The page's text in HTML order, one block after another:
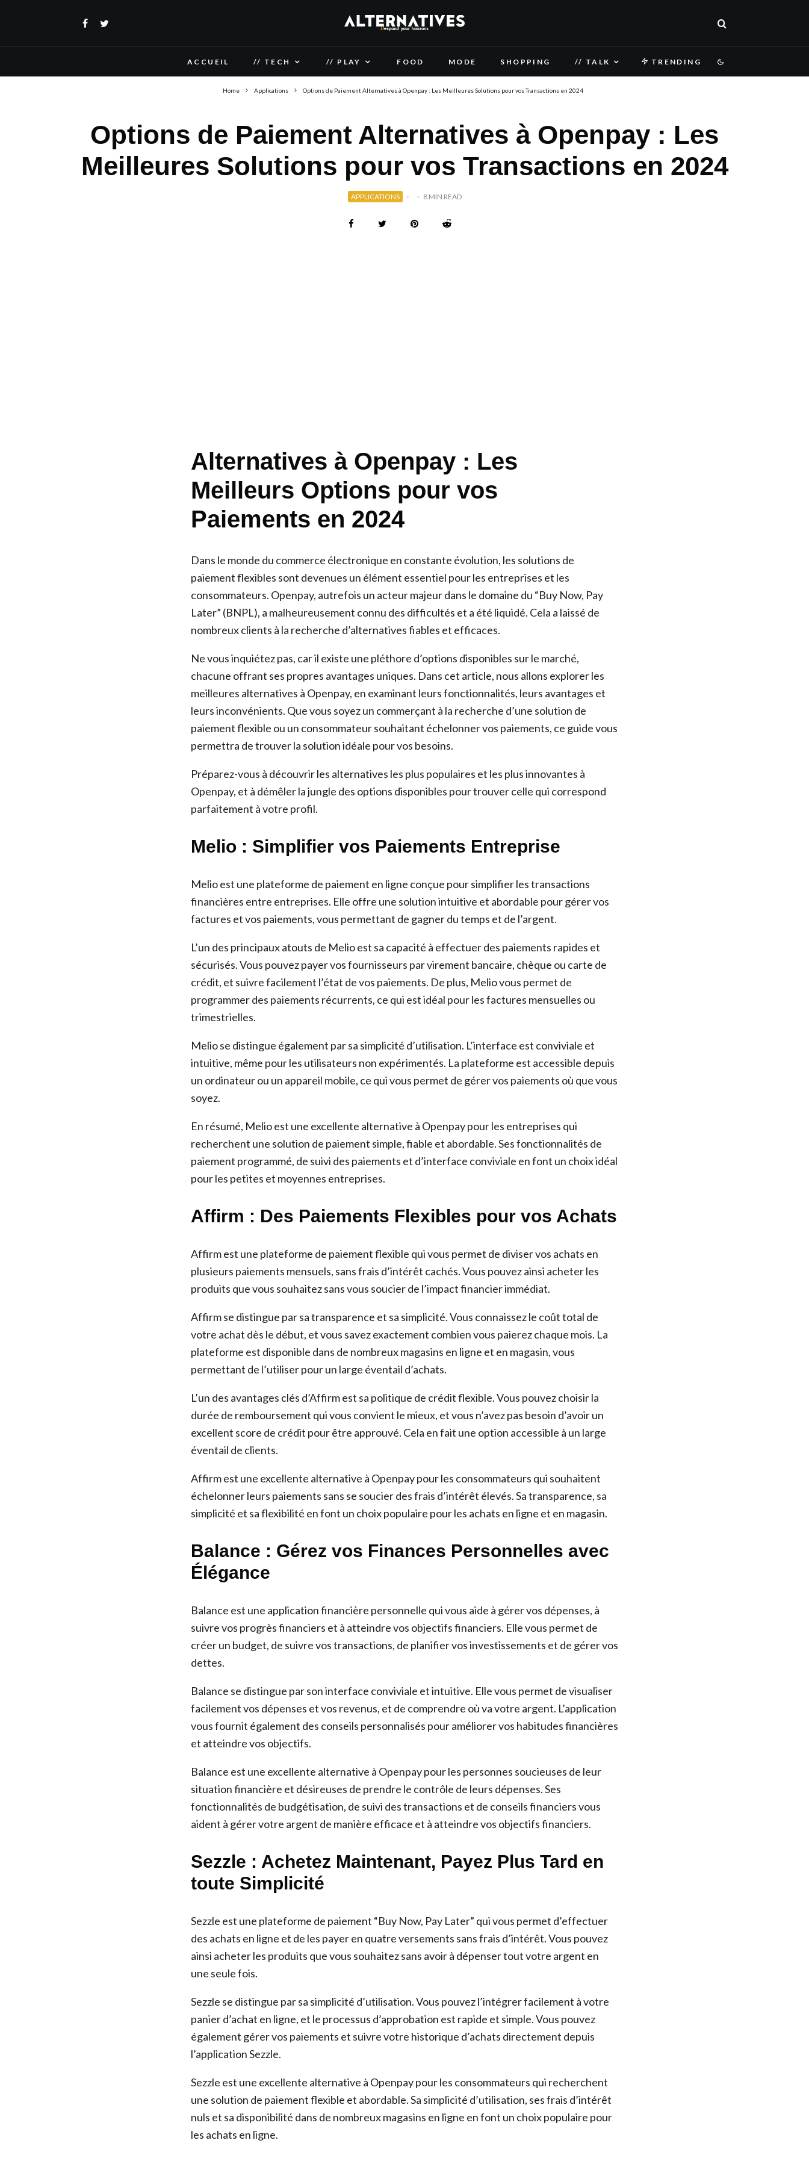
ACCUEIL // TECH // PLAY FOOD MODE SHOPPING // TALK TRENDING
Home Applications Options de Paiement Alternatives à Openpay : Les Meilleures Solutions pour vos Transactions en 2024
Options de Paiement Alternatives à Openpay : Les
Meilleures Solutions pour vos Transactions en 2024
APPLICATIONS · · 8 MIN READ
Alternatives à Openpay : Les
Meilleurs Options pour vos
Paiements en 2024
Dans le monde du commerce électronique en constante évolution, les solutions de
paiement flexibles sont devenues un élément essentiel pour les entreprises et les
consommateurs. Openpay, autrefois un acteur majeur dans le domaine du “Buy Now, Pay
Later” (BNPL), a malheureusement connu des difficultés et a été liquidé. Cela a laissé de
nombreux clients à la recherche d’alternatives fiables et efficaces.
Ne vous inquiétez pas, car il existe une pléthore d’options disponibles sur le marché,
chacune offrant ses propres avantages uniques. Dans cet article, nous allons explorer les
meilleures alternatives à Openpay, en examinant leurs fonctionnalités, leurs avantages et
leurs inconvénients. Que vous soyez un commerçant à la recherche d’une solution de
paiement flexible ou un consommateur souhaitant échelonner vos paiements, ce guide vous
permettra de trouver la solution idéale pour vos besoins.
Préparez-vous à découvrir les alternatives les plus populaires et les plus innovantes à
Openpay, et à démêler la jungle des options disponibles pour trouver celle qui correspond
parfaitement à votre profil.
Melio : Simplifier vos Paiements Entreprise
Melio est une plateforme de paiement en ligne conçue pour simplifier les transactions
financières entre entreprises. Elle offre une solution intuitive et abordable pour gérer vos
factures et vos paiements, vous permettant de gagner du temps et de l’argent.
L’un des principaux atouts de Melio est sa capacité à effectuer des paiements rapides et
sécurisés. Vous pouvez payer vos fournisseurs par virement bancaire, chèque ou carte de
crédit, et suivre facilement l’état de vos paiements. De plus, Melio vous permet de
programmer des paiements récurrents, ce qui est idéal pour les factures mensuelles ou
trimestrielles.
Melio se distingue également par sa simplicité d’utilisation. L’interface est conviviale et
intuitive, même pour les utilisateurs non expérimentés. La plateforme est accessible depuis
un ordinateur ou un appareil mobile, ce qui vous permet de gérer vos paiements où que vous
soyez.
En résumé, Melio est une excellente alternative à Openpay pour les entreprises qui
recherchent une solution de paiement simple, fiable et abordable. Ses fonctionnalités de
paiement programmé, de suivi des paiements et d’interface conviviale en font un choix idéal
pour les petites et moyennes entreprises.
Affirm : Des Paiements Flexibles pour vos Achats
Affirm est une plateforme de paiement flexible qui vous permet de diviser vos achats en
plusieurs paiements mensuels, sans frais d’intérêt cachés. Vous pouvez ainsi acheter les
produits que vous souhaitez sans vous soucier de l’impact financier immédiat.
Affirm se distingue par sa transparence et sa simplicité. Vous connaissez le coût total de
votre achat dès le début, et vous savez exactement combien vous paierez chaque mois. La
plateforme est disponible dans de nombreux magasins en ligne et en magasin, vous
permettant de l’utiliser pour un large éventail d’achats.
L’un des avantages clés d’Affirm est sa politique de crédit flexible. Vous pouvez choisir la
durée de remboursement qui vous convient le mieux, et vous n’avez pas besoin d’avoir un
excellent score de crédit pour être approuvé. Cela en fait une option accessible à un large
éventail de clients.
Affirm est une excellente alternative à Openpay pour les consommateurs qui souhaitent
échelonner leurs paiements sans se soucier des frais d’intérêt élevés. Sa transparence, sa
simplicité et sa flexibilité en font un choix populaire pour les achats en ligne et en magasin.
Balance : Gérez vos Finances Personnelles avec
Élégance
Balance est une application financière personnelle qui vous aide à gérer vos dépenses, à
suivre vos progrès financiers et à atteindre vos objectifs financiers. Elle vous permet de
créer un budget, de suivre vos transactions, de planifier vos investissements et de gérer vos
dettes.
Balance se distingue par son interface conviviale et intuitive. Elle vous permet de visualiser
facilement vos dépenses et vos revenus, et de comprendre où va votre argent. L’application
vous fournit également des conseils personnalisés pour améliorer vos habitudes financières
et atteindre vos objectifs.
Balance est une excellente alternative à Openpay pour les personnes soucieuses de leur
situation financière et désireuses de prendre le contrôle de leurs dépenses. Ses
fonctionnalités de budgétisation, de suivi des transactions et de conseils financiers vous
aident à gérer votre argent de manière efficace et à atteindre vos objectifs financiers.
Sezzle : Achetez Maintenant, Payez Plus Tard en
toute Simplicité
Sezzle est une plateforme de paiement “Buy Now, Pay Later” qui vous permet d’effectuer
des achats en ligne et de les payer en quatre versements sans frais d’intérêt. Vous pouvez
ainsi acheter les produits que vous souhaitez sans avoir à dépenser tout votre argent en
une seule fois.
Sezzle se distingue par sa simplicité d’utilisation. Vous pouvez l’intégrer facilement à votre
panier d’achat en ligne, et le processus d’approbation est rapide et simple. Vous pouvez
également gérer vos paiements et suivre votre historique d’achats directement depuis
l’application Sezzle.
Sezzle est une excellente alternative à Openpay pour les consommateurs qui recherchent
une solution de paiement flexible et abordable. Sa simplicité d’utilisation, ses frais d’intérêt
nuls et sa disponibilité dans de nombreux magasins en ligne en font un choix populaire pour
les achats en ligne.